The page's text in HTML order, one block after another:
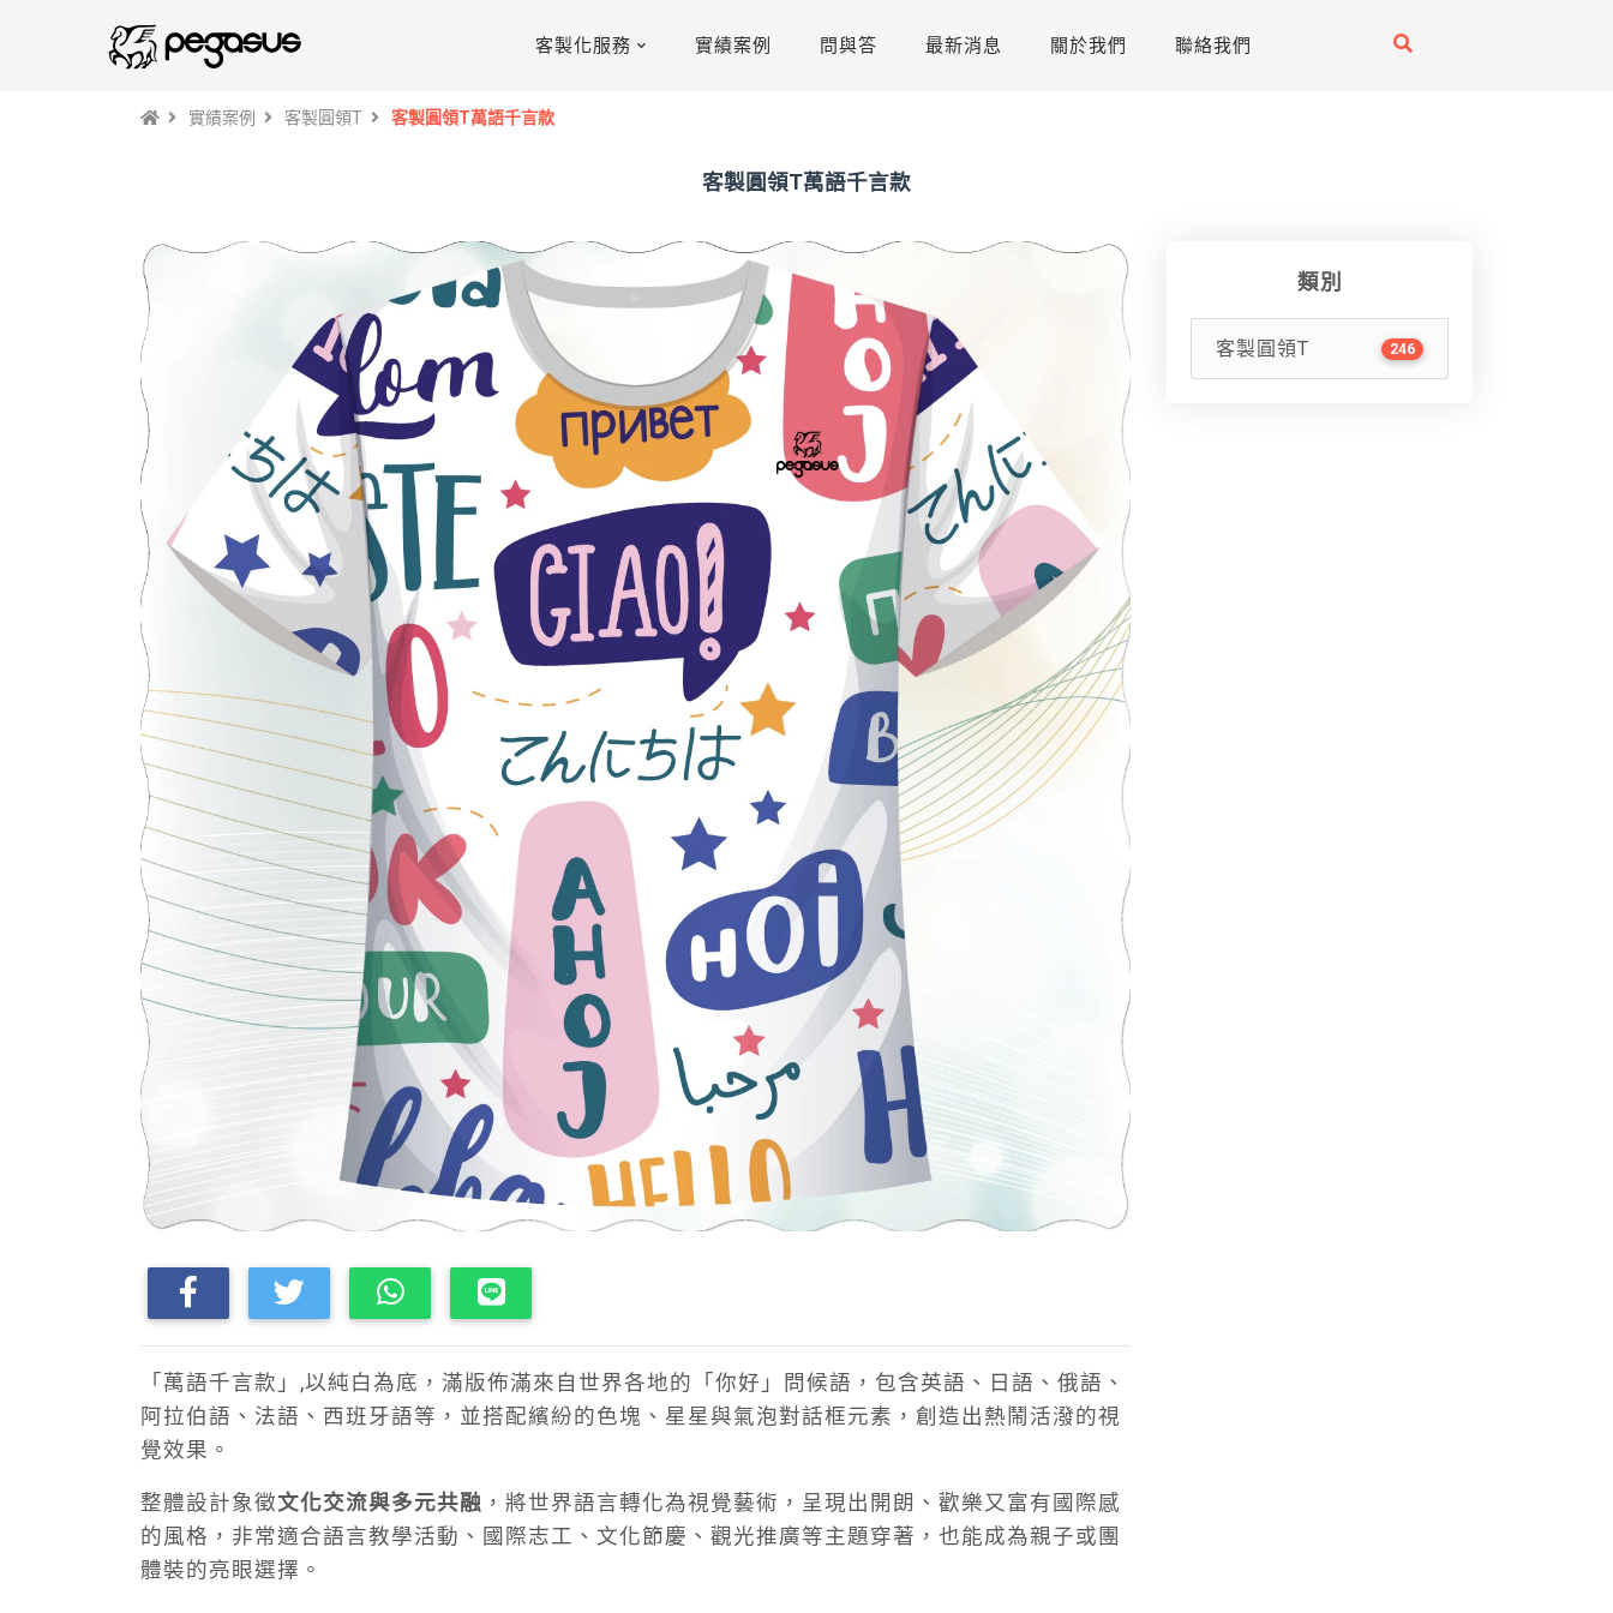
客製化服務 實績案例 問與答 最新消息 關於我們 聯絡我們
實績案例 客製圓領T 客製圓領T萬語千言款
客製圓領T萬語千言款
「萬語千言款」,以純白為底，滿版佈滿來自世界各地的「你好」問候語，包含英語、日語、俄語、
阿拉伯語、法語、西班牙語等，並搭配繽紛的色塊、星星與氣泡對話框元素，創造出熱鬧活潑的視
覺效果。
整體設計象徵文化交流與多元共融 ，將世界語言轉化為視覺藝術，呈現出開朗、歡樂又富有國際感
的風格，非常適合語言教學活動、國際志工、文化節慶、觀光推廣等主題穿著，也能成為親子或團
體裝的亮眼選擇。
類別
客製圓領T 246